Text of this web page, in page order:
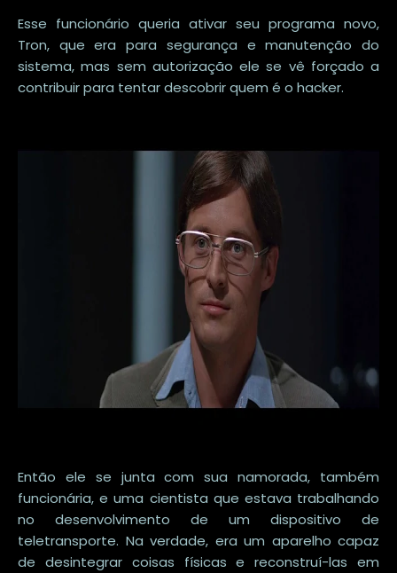
Esse funcionário queria ativar seu programa novo,
Tron, que era para segurança e manutenção do
sistema, mas sem autorização ele se vê forçado a
contribuir para tentar descobrir quem é o hacker.
Então ele se junta com sua namorada, também
funcionária, e uma cientista que estava trabalhando
no desenvolvimento de um dispositivo de
teletransporte. Na verdade, era um aparelho capaz
de desintegrar coisas físicas e reconstruí-las em